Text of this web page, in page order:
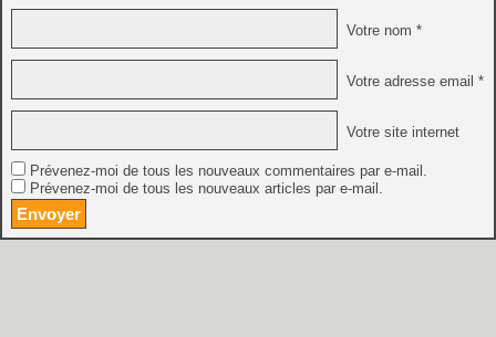
Votre nom *
Votre adresse email *
Votre site internet
Prévenez-moi de tous les nouveaux commentaires par e-mail.
Prévenez-moi de tous les nouveaux articles par e-mail.